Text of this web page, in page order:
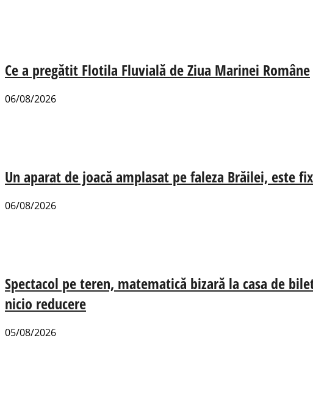
Ce a pregătit Flotila Fluvială de Ziua Marinei Române
06/08/2026
Un aparat de joacă amplasat pe faleza Brăilei, este
06/08/2026
Spectacol pe teren, matematică bizară la casa de
nicio reducere
05/08/2026